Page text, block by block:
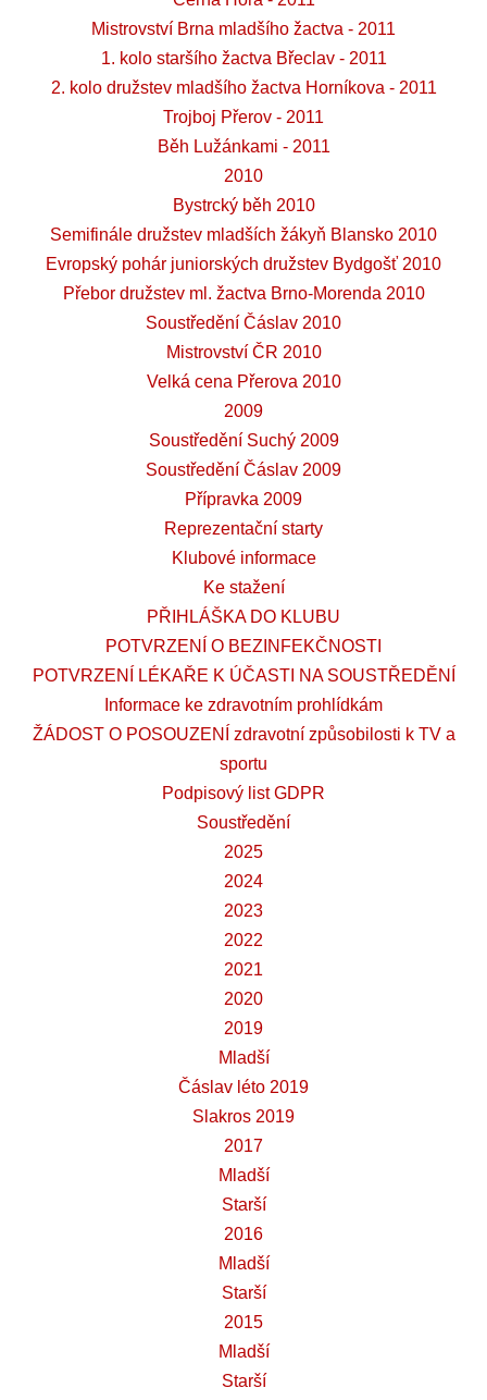
Mistrovství Brna mladšího žactva - 2011
1. kolo staršího žactva Břeclav - 2011
2. kolo družstev mladšího žactva Horníkova - 2011
Trojboj Přerov - 2011
Běh Lužánkami - 2011
2010
Bystrcký běh 2010
Semifinále družstev mladších žákyň Blansko 2010
Evropský pohár juniorských družstev Bydgošť 2010
Přebor družstev ml. žactva Brno-Morenda 2010
Soustředění Čáslav 2010
Mistrovství ČR 2010
Velká cena Přerova 2010
2009
Soustředění Suchý 2009
Soustředění Čáslav 2009
Přípravka 2009
Reprezentační starty
Klubové informace
Ke stažení
PŘIHLÁŠKA DO KLUBU
POTVRZENÍ O BEZINFEKČNOSTI
POTVRZENÍ LÉKAŘE K ÚČASTI NA SOUSTŘEDĚNÍ
Informace ke zdravotním prohlídkám
ŽÁDOST O POSOUZENÍ zdravotní způsobilosti k TV a
sportu
Podpisový list GDPR
Soustředění
2025
2024
2023
2022
2021
2020
2019
Mladší
Čáslav léto 2019
Slakros 2019
2017
Mladší
Starší
2016
Mladší
Starší
2015
Mladší
Starší